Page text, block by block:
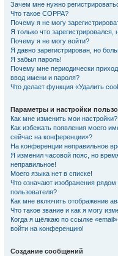
Зачем мне нужно
Что такое COPPA?
Почему я не могу
Я только что зарегистрировался,
Почему я не могу войти?
Я давно зарегистрирован, но
Я забыл пароль!
Почему мне периодически
ввод имени и пароля?
Что делает функция «Удалить
Параметры и настройки
Как мне изменить мои настройки?
Как избежать появления моего
сейчас на конференции»?
На конференции неправильное
Я изменил часовой пояс, но
неправильное!
Моего языка нет в списке!
Что означают изображения
пользователя?
Как мне включить отображение
Что такое звание и как я могу
Когда я щёлкаю по ссылке
войти на конференцию!
Создание сообщений